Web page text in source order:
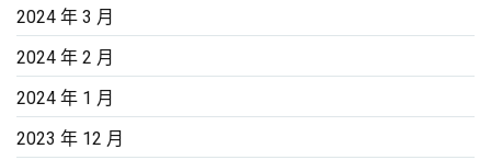
2024 年 3 月
2024 年 2 月
2024 年 1 月
2023 年 12 月